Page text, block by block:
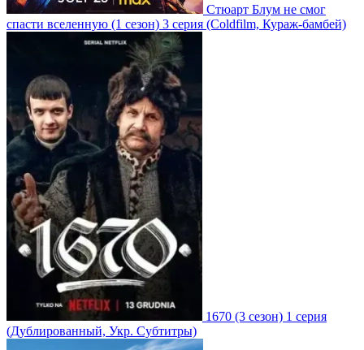
Стюарт Блум не смог
спасти вселенную (1 сезон) 3 серия (Coldfilm, Кураж-бамбей)
1670 (3 сезон) 1 серия
(Дублированный, Укр. Субтитры)